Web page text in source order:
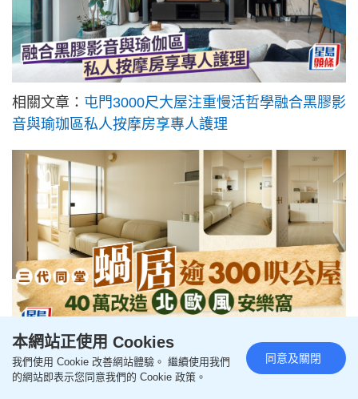
相關文章： 屯門3000尺大屋注重慢活哲學融合黑膠影
音與瑜珈區私人按摩房享專人護理
相關文章：三代同堂蝸居逾300尺公屋40萬改造北歐
風安樂窩設計師一招破解黑廳困局
本網站正使用 Cookies
我們使用 Cookie 改善網站體驗。 繼續使用我們
的網站即表示您同意我們的 Cookie 政策。
同意及關閉